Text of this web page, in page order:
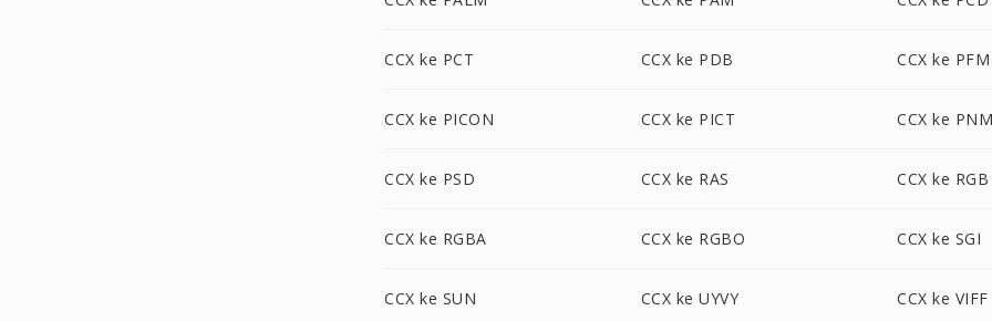
CCX ke PCT CCX ke PDB CCX ke PFM
CCX ke PICON CCX ke PICT CCX ke
CCX ke PSD CCX ke RAS CCX ke RGB
CCX ke RGBA CCX ke RGBO CCX ke SGI
CCX ke SUN CCX ke UYVY CCX ke VIFF